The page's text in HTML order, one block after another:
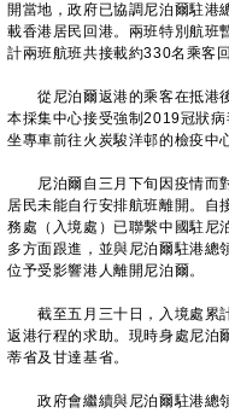
開當地，政府已協調尼泊爾駐港
載香港居民回港。兩班特別航班
計兩班航班共接載約330名乘客回
從尼泊爾返港的乘客在抵港後
本採集中心接受強制2019冠狀
坐專車前往火炭駿洋邨的檢疫中
尼泊爾自三月下旬因疫情而
居民未能自行安排航班離開。自
務處（入境處）已聯繫中國駐尼
多方面跟進，並與尼泊爾駐港總
位予受影響港人離開尼泊爾。
截至五月三十日，入境處累
返港行程的求助。現時身處尼泊
蒂省及甘達基省。
政府會繼續與尼泊爾駐港總